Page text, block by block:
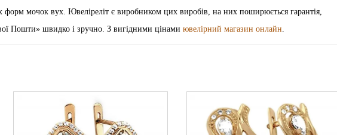
форм мочок вух. Ювеліреліт є виробником цих виробів, на них поширюється гарантія,
Пошти» швидко і зручно. З вигідними цінами ювелірний магазин онлайн.